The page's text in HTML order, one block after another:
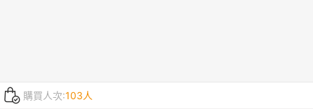
購買人次:103人